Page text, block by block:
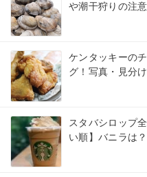
や潮干狩りの注
ケンタッキーの
グ！写真・見分
スタバシロップ
い順】バニラは？